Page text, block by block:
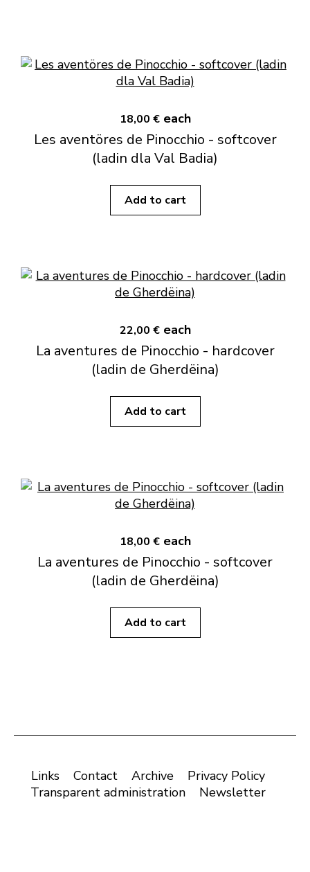
18,00 € each
Les aventöres de Pinocchio - softcover
(ladin dla Val Badia)
Add to cart
22,00 € each
La aventures de Pinocchio - hardcover
(ladin de Gherdëina)
Add to cart
18,00 € each
La aventures de Pinocchio - softcover
(ladin de Gherdëina)
Add to cart
Links Contact Archive
Privacy Policy
Transparent administration
Newsletter